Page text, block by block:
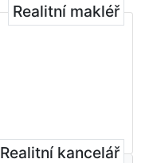
Realitní makléř
Realitní kancelář